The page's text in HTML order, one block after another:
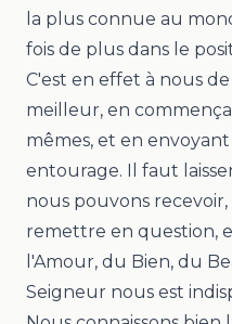
la plus connue au
fois de plus dans le
C'est en effet à nous
meilleur, en
mêmes, et en
entourage. Il faut
nous pouvons
remettre en question,
l'Amour, du Bien, du
Seigneur nous est